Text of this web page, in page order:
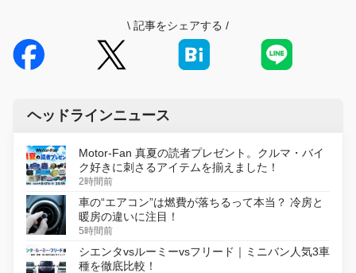
\ 記事をシェアする /
ヘッドラインニュース
Motor-Fan 真夏の読者プレゼント。クルマ・バイ
ク好きに刺さるアイテムを揃えました！
2時間前
車の“エアコン”は燃費が落ちるって本当？ 冷房と
暖房の違いに注目！
5時間前
シエンタvsルーミーvsフリード｜ミニバン人気3車
種を徹底比較！